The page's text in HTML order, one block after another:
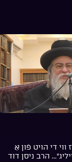
די הויט פֿון אַ
הרב ניסן דוד